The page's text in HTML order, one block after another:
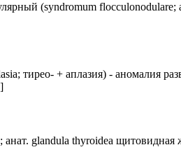
(syndromum flocculonodulare;
тирео- + аплазия) - аномалия
анат. glandula thyroidea